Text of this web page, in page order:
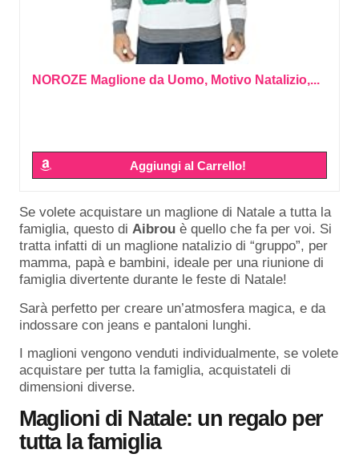
NOROZE Maglione da Uomo, Motivo Natalizio,...
Aggiungi al Carrello!
Se volete acquistare un maglione di Natale a tutta la
famiglia, questo di Aibrou è quello che fa per voi. Si
tratta infatti di un maglione natalizio di “gruppo”, per
mamma, papà e bambini, ideale per una riunione di
famiglia divertente durante le feste di Natale!
Sarà perfetto per creare un’atmosfera magica, e da
indossare con jeans e pantaloni lunghi.
I maglioni vengono venduti individualmente, se volete
acquistare per tutta la famiglia, acquistateli di
dimensioni diverse.
Maglioni di Natale: un regalo per
tutta la famiglia